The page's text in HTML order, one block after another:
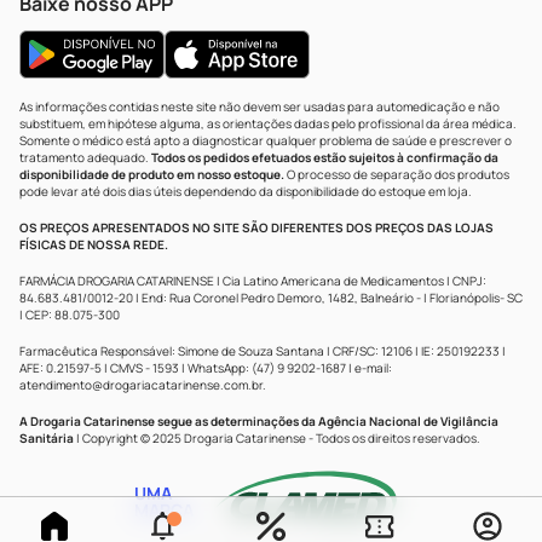
As informações contidas neste site não devem ser usadas para automedicação e não
substituem, em hipótese alguma, as orientações dadas pelo profissional da área médica.
Somente o médico está apto a diagnosticar qualquer problema de saúde e prescrever o
tratamento adequado. Todos os pedidos efetuados estão sujeitos à confirmação da
disponibilidade de produto em nosso estoque.O processo de separação dos produtos
pode levar até dois dias úteis dependendo da disponibilidade do estoque em loja.
OS PREÇOS APRESENTADOS NO SITE SÃO DIFERENTES DOS PREÇOS DAS LOJAS
FÍSICAS DE NOSSA REDE.
FARMÁCIA DROGARIA CATARINENSE | Cia Latino Americana de Medicamentos | CNPJ:
84.683.481/0012-20 | End: Rua Coronel Pedro Demoro, 1482, Balneário - | Florianópolis- SC
| CEP: 88.075-300
Farmacêutica Responsável: Simone de Souza Santana | CRF/SC: 12106 | IE: 250192233 |
AFE: 0.21597-5 | CMVS - 1593 | WhatsApp: (47) 9 9202-1687 | e-mail:
atendimento@drogariacatarinense.com.br.
A Drogaria Catarinense segue as determinações da Agência Nacional de Vigilância
Sanitária | Copyright © 2025 Drogaria Catarinense - Todos os direitos reservados.
UMA
MARCA